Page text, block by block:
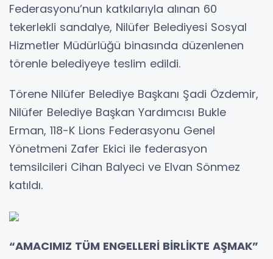
Federasyonu’nun katkılarıyla alınan 60
tekerlekli sandalye, Nilüfer Belediyesi Sosyal
Hizmetler Müdürlüğü binasında düzenlenen
törenle belediyeye teslim edildi.
Törene Nilüfer Belediye Başkanı Şadi Özdemir,
Nilüfer Belediye Başkan Yardımcısı Bukle
Erman, 118-K Lions Federasyonu Genel
Yönetmeni Zafer Ekici ile federasyon
temsilcileri Cihan Balyeci ve Elvan Sönmez
katıldı.
“AMACIMIZ TÜM ENGELLERİ BİRLİKTE AŞMAK”